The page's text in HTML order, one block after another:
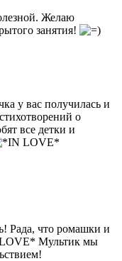
Желаю
занятия!
у вас получилась и
о
все детки и
Рада, что ромашки и
Мультик мы